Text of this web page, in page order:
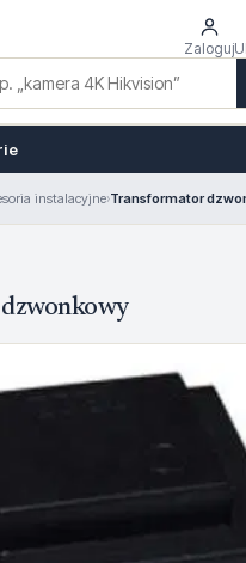
Zaloguj
instalacyjne›Transformator